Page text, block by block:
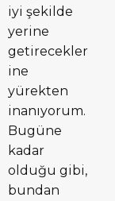
iyi şekilde
yerine
getirecekler
ine
yürekten
inanıyorum.
Bugüne
kadar
olduğu gibi,
bundan